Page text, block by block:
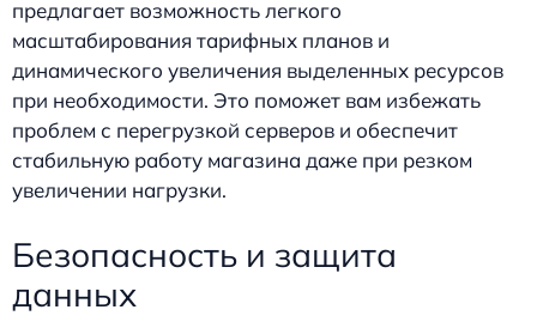
предлагает возможность легкого
масштабирования тарифных планов и
динамического увеличения выделенных ресурсов
при необходимости. Это поможет вам избежать
проблем с перегрузкой серверов и обеспечит
стабильную работу магазина даже при резком
увеличении нагрузки.
Безопасность и защита
данных